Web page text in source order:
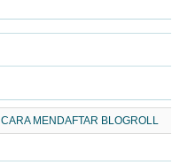
CARA MENDAFTAR BLOGROLL